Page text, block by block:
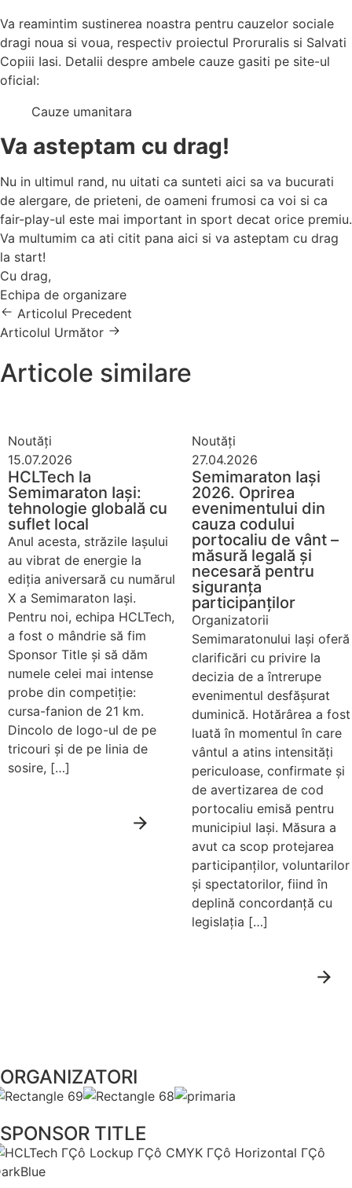
Va reamintim sustinerea noastra pentru cauzelor sociale
dragi noua si voua, respectiv proiectul Proruralis si Salvati
Copiii Iasi. Detalii despre ambele cauze gasiti pe site-ul
oficial:
Cauze umanitara
Va asteptam cu drag!
Nu in ultimul rand, nu uitati ca sunteti aici sa va bucurati
de alergare, de prieteni, de oameni frumosi ca voi si ca
fair-play-ul este mai important in sport decat orice premiu.
Va multumim ca ati citit pana aici si va asteptam cu drag
la start!
Cu drag,
Echipa de organizare
Articolul Precedent
Articolul Următor
Articole similare
Noutăți
15.07.2026
HCLTech la
Semimaraton Iași:
tehnologie globală cu
suflet local
Anul acesta, străzile Iașului
au vibrat de energie la
ediția aniversară cu numărul
X a Semimaraton Iași.
Pentru noi, echipa HCLTech,
a fost o mândrie să fim
Sponsor Title și să dăm
numele celei mai intense
probe din competiție:
cursa-fanion de 21 km.
Dincolo de logo-ul de pe
tricouri și de pe linia de
sosire, […]
Noutăți
27.04.2026
Semimaraton Iași
2026. Oprirea
evenimentului din
cauza codului
portocaliu de vânt –
măsură legală și
necesară pentru
siguranța
participanților
Organizatorii
Semimaratonului Iași oferă
clarificări cu privire la
decizia de a întrerupe
evenimentul desfășurat
duminică. Hotărârea a fost
luată în momentul în care
vântul a atins intensități
periculoase, confirmate și
de avertizarea de cod
portocaliu emisă pentru
municipiul Iași. Măsura a
avut ca scop protejarea
participanților, voluntarilor
și spectatorilor, fiind în
deplină concordanță cu
legislația […]
ORGANIZATORI
SPONSOR TITLE